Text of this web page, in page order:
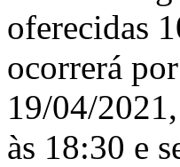
oferecidas
ocorrerá
19/04/
às 18:30 e